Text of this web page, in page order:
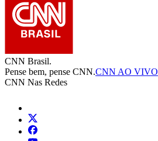
CNN Brasil.
Pense bem, pense CNN.CNN AO VIVO
CNN Nas Redes